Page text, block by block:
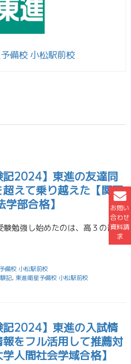
お問い
合わせ
資料請
求
備校 小松駅前校
記2024】東進の友達同
えて乗り越えた【関西
部合格】
私が本格的に受験勉強し始めたのは、高３の部活終了後です。東進では、早期に受講を終わらせ、共通テストと志望校の過去問演習講座を開始することを意識し、部活後、そのまま東進に行き、家族が迎えに来るまで学習していました。 私にと […]
備校 小松駅前校
記, 東進衛星予備校 小松駅前校
記2024】東進の入試情
をフル活用して推薦対
人間社会学域合格】